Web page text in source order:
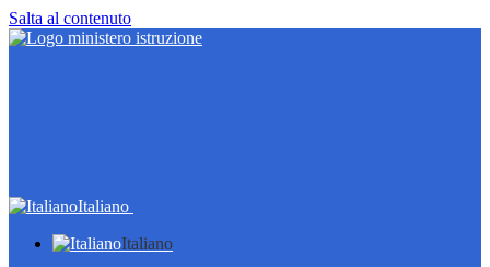
Salta al contenuto
Italiano
Italiano